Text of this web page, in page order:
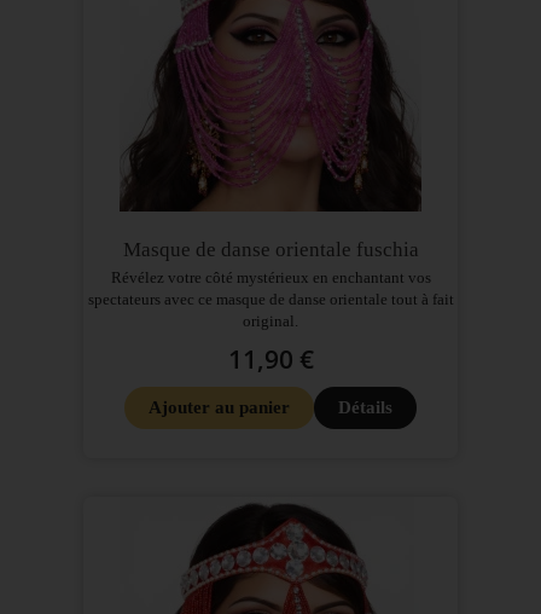
Masque de danse orientale fuschia
Révélez votre côté mystérieux en enchantant vos
spectateurs avec ce masque de danse orientale tout à fait
original.
11,90 €
Ajouter au panier Détails